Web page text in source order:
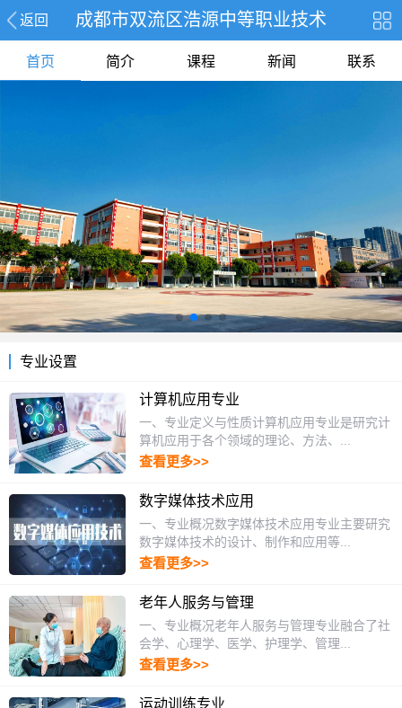
返回 成都市双流区浩源中等职业技术
首页 简介 课程 新闻 联系
专业设置
计算机应用专业
一、专业定义与性质计算机应用专业是研究计
算机应用于各个领域的理论、方法、...
查看更多>>
数字媒体技术应用
一、专业概况数字媒体技术应用专业主要研究
数字媒体技术的设计、制作和应用等...
查看更多>>
老年人服务与管理
一、专业概况老年人服务与管理专业融合了社
会学、心理学、医学、护理学、管理...
查看更多>>
运动训练专业